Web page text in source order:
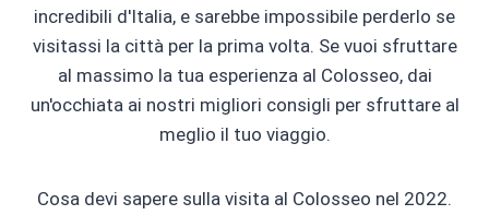
incredibili d'Italia, e sarebbe impossibile perderlo se
visitassi la città per la prima volta. Se vuoi sfruttare
al massimo la tua esperienza al Colosseo, dai
un'occhiata ai nostri migliori consigli per sfruttare al
meglio il tuo viaggio.
Cosa devi sapere sulla visita al Colosseo nel 2022.